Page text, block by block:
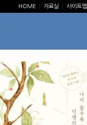
HOME 자료실 사이트맵